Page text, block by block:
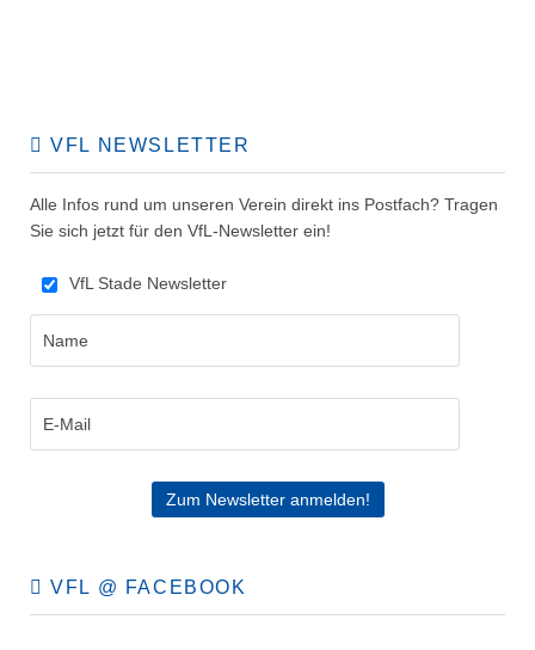
VFL NEWSLETTER
Alle Infos rund um unseren Verein direkt ins Postfach? Tragen
Sie sich jetzt für den VfL-Newsletter ein!
VfL Stade Newsletter
VFL @ FACEBOOK